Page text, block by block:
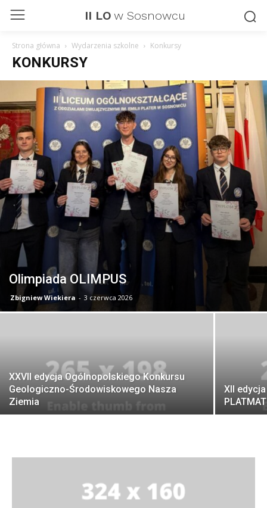
II LO w Sosnowcu
Strona główna Wydarzenia szkolne Konkursy
KONKURSY
Olimpiada OLIMPUS
Zbigniew Wiekiera - 3 czerwca 2026
XXVII edycja Ogólnopolskiego Konkursu
Geologiczno-Środowiskowego Nasza
Ziemia
XII
PLATMAT